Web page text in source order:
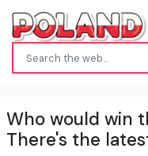
Who would win
There's the